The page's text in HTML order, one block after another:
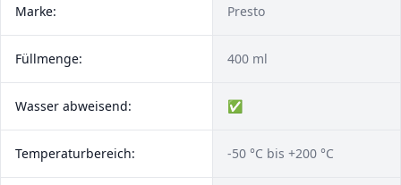
Marke: Presto
Füllmenge: 400 ml
Wasser abweisend: ✅
Temperaturbereich: -50 °C bis +200 °C